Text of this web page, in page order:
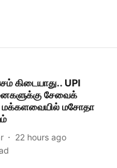
கிடையாது.. UPI
சேவைக்
மசோதா
22 hours ago